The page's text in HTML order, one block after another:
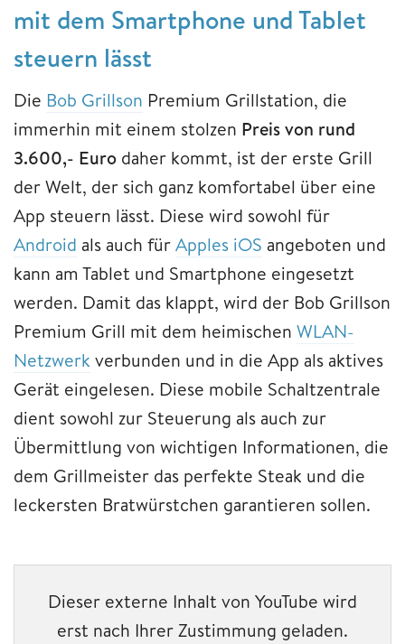
mit dem Smartphone und Tablet
steuern lässt
Die Bob Grillson Premium Grillstation, die
immerhin mit einem stolzen Preis von rund
3.600,- Euro daher kommt, ist der erste Grill
der Welt, der sich ganz komfortabel über eine
App steuern lässt. Diese wird sowohl für
Android als auch fürApples iOS angeboten und
kann am Tablet und Smartphone eingesetzt
werden. Damit das klappt, wird der Bob Grillson
Premium Grill mit dem heimischen WLAN-
Netzwerk verbunden und in die App als aktives
Gerät eingelesen. Diese mobile Schaltzentrale
dient sowohl zur Steuerung als auch zur
Übermittlung von wichtigen Informationen, die
dem Grillmeister das perfekte Steak und die
leckersten Bratwürstchen garantieren sollen.
Dieser externe Inhalt von YouTube wird
erst nach Ihrer Zustimmung geladen.